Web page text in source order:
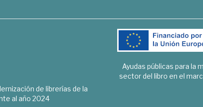
de librerías de la
al año 2024
Ayudas públicas para la
sector del libro en el